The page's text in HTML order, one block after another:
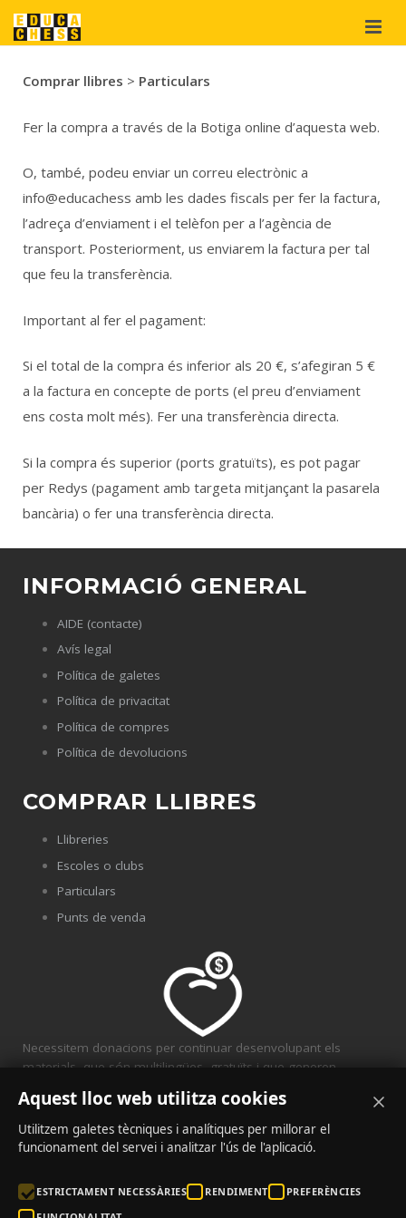
Suport
i cooperació
Botiga
Comprar llibres > Particulars
Fer la compra a través de la Botiga online d’aquesta web.
O, també, podeu enviar un correu electrònic a
info@educachess amb les dades fiscals per fer la factura,
l’adreça d’enviament i el telèfon per a l’agència de
transport. Posteriorment, us enviarem la factura per tal
que feu la transferència.
Important al fer el pagament:
Si el total de la compra és inferior als 20 €, s’afegiran 5 €
a la factura en concepte de ports (el preu d’enviament
ens costa molt més). Fer una transferència directa.
Si la compra és superior (ports gratuïts), es pot pagar
per Redys (pagament amb targeta mitjançant la pasarela
bancària) o fer una transferència directa.
INFORMACIÓ GENERAL
AIDE (contacte)
Avís legal
Política de galetes
Política de privacitat
Política de compres
Política de devolucions
COMPRAR LLIBRES
Llibreries
Escoles o clubs
Particulars
Punts de venda
Necessitem donacions per continuar desenvolupant els
materials, que són multilingües, gratuïts i que generen
CONVENIS
Aquest lloc web utilitza cookies
Utilitzem galetes tècniques i analítiques per millorar el
funcionament del servei i analitzar l'ús de l'aplicació.
ESTRICTAMENT NECESSÀRIES RENDIMENT
PREFERÈNCIES